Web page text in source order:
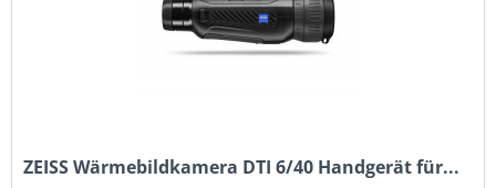
ZEISS Wärmebildkamera DTI 6/40 Handgerät für...